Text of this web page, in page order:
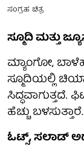
ಸಂಗ್ರಹ ಚಿತ್ರ
ಸ್ಮೂದಿ ಮತ್ತು
ಮ್ಯಾಂಗೋ,
ಸ್ಮೂದಿಯಲ್ಲಿ
ಹೆಚ್ಚು ಬಳಸುತ್ತಾರೆ.
ಓಟ್ಸ್, ಸಲಾಡ್